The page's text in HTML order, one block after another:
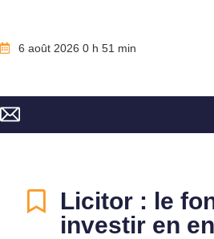
6 août 2026 0 h 51 min
Licitor : le
investir en